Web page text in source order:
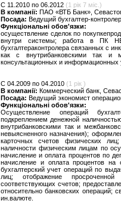
C 11.2010 по 06.2012 (1 рік 7 міс.)
В компанії: ПАО «ВТБ Банк»,
Посада: Ведущий бухгалтер-контролер
Функціональні обов'язки:
осуществление сделок по
внутри системы; работа в ПК
бухгалтераконтролера связанных с
как с внутрибанковскими так и
консультационных и информационных
C 04.2009 по 04.2010 (1 рік )
В компанії: Коммерческий банк,
Посада: Ведущий экономист
Функціональні обов'язки:
Осуществление операций
подкреплением денежной
внутрибанковскими так и
невыясненного назначения);
карточных счетов физических
наличности физическим лицам по
начисление и оплата процентов по
начисление и оплата процентов на
бухгалтерский учет операций по
лиц; отображение
соответствующих счетов;
относительно банковских операций;
ин.валюте.